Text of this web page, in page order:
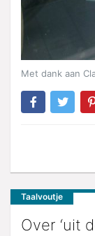
Met dank aan
Taalvoutje
Over ‘uit